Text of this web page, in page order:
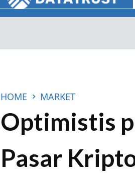
HOME MARKET
Optimistis
Pasar